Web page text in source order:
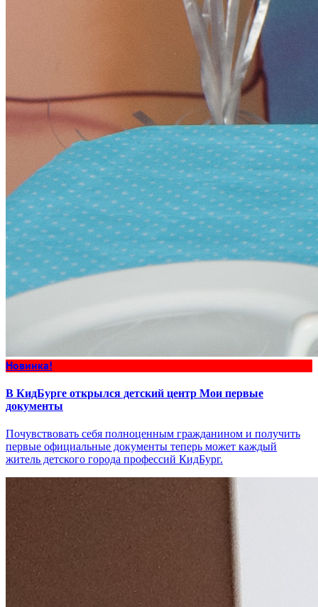
Новинка!
В КидБурге открылся детский центр Мои первые
документы
Почувствовать себя полноценным гражданином и получить
первые официальные документы теперь может каждый
житель детского города профессий КидБург.